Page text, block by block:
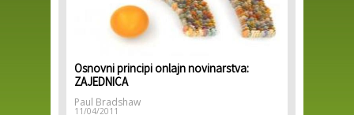
Osnovni principi onlajn novinarstva:
ZAJEDNICA
Paul Bradshaw
11/04/2011